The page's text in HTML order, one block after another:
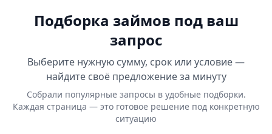
Подборка займов под ваш
запрос
Выберите нужную сумму, срок или условие —
найдите своё предложение за минуту
Собрали популярные запросы в удобные подборки.
Каждая страница — это готовое решение под конкретную
ситуацию